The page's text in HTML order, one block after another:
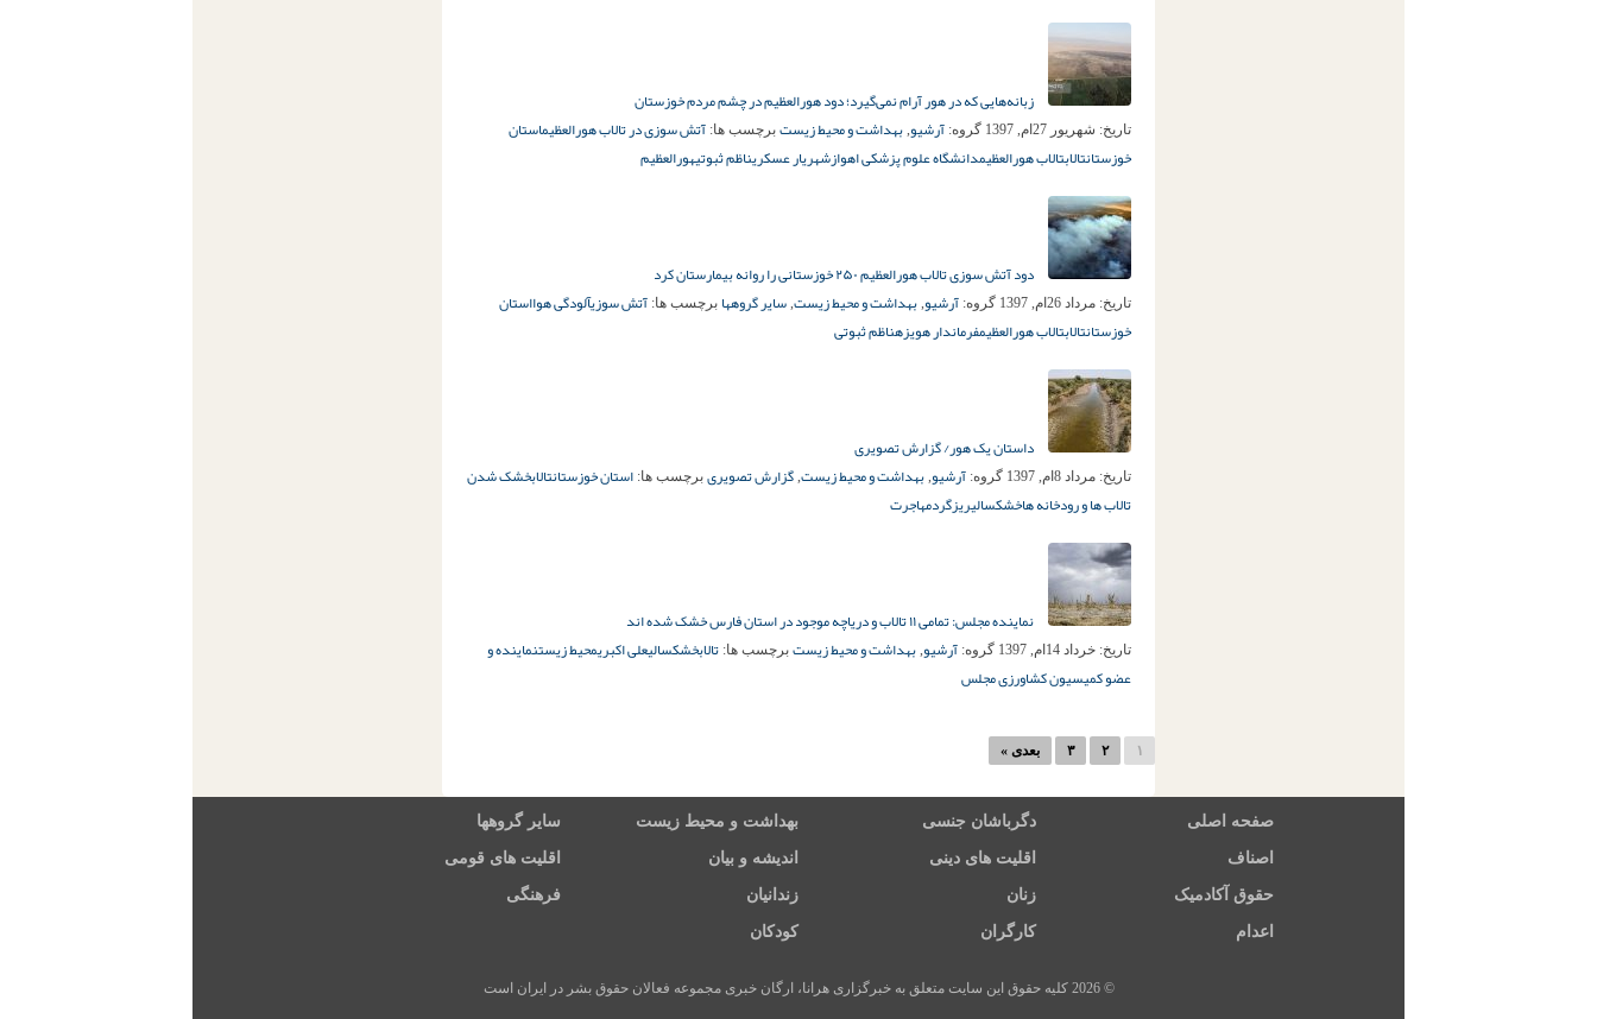
زبانه‌هایی که در هور آرام نمی‌گیرد؛ دود هورالعظیم در چشم مردم خوزستان
تاریخ: شهریور 27ام, 1397 گروه: آرشیو, بهداشت و محیط زیست برچسب ها: آتش سوزی در تالاب هورالعظیماستان
خوزستانتالابتالاب هورالعظیمدانشگاه علوم پزشکی اهوازشهریار عسکریناظم ثبوتیهورالعظیم
دود آتش سوزی تالاب هورالعظیم ۲۵۰ خوزستانی را روانه بیمارستان کرد
تاریخ: مرداد 26ام, 1397 گروه: آرشیو, بهداشت و محیط زیست, سایر گروهها برچسب ها: آتش سوزیآلودگی هوااستان
خوزستانتالابتالاب هورالعظیمفرماندار هویزهناظم ثبوتی
داستان یک هور/ گزارش تصویری
تاریخ: مرداد 8ام, 1397 گروه: آرشیو, بهداشت و محیط زیست, گزارش تصویری برچسب ها: استان خوزستانتالابخشک شدن
تالاب ها و رودخانه هاخشکسالیریزگردمهاجرت
نماینده مجلس: تمامی ۱۱ تالاب و دریاچه موجود در استان فارس خشک شده اند
تاریخ: خرداد 14ام, 1397 گروه: آرشیو, بهداشت و محیط زیست برچسب ها: تالابخشکسالیعلی اکبریمحیط زیستنماینده و
عضو کمیسیون کشاورزی مجلس
۱ ۲ ۳ بعدی »
صفحه اصلی دگرباشان جنسی بهداشت و محیط زیست سایر گروهها
اصناف اقلیت های دینی اندیشه و بیان اقلیت های قومی
حقوق آکادمیک زنان زندانیان فرهنگی
اعدام کارگران کودکان
© 2026 کلیه حقوق این سایت متعلق به خبرگزاری هرانا، ارگان خبری مجموعه فعالان حقوق بشر در ایران است